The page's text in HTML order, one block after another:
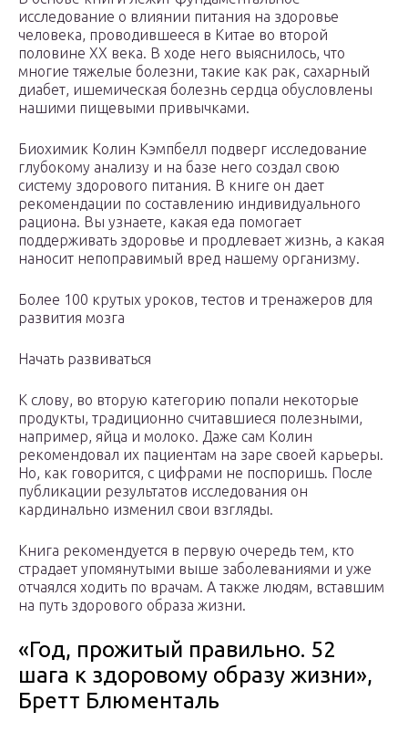
исследование о влиянии питания на здоровье
человека, проводившееся в Китае во второй
половине XX века. В ходе него выяснилось, что
многие тяжелые болезни, такие как рак, сахарный
диабет, ишемическая болезнь сердца обусловлены
нашими пищевыми привычками.
Биохимик Колин Кэмпбелл подверг исследование
глубокому анализу и на базе него создал свою
систему здорового питания. В книге он дает
рекомендации по составлению индивидуального
рациона. Вы узнаете, какая еда помогает
поддерживать здоровье и продлевает жизнь, а какая
наносит непоправимый вред нашему организму.
Более 100 крутых уроков, тестов и тренажеров для
развития мозга
Начать развиваться
К слову, во вторую категорию попали некоторые
продукты, традиционно считавшиеся полезными,
например, яйца и молоко. Даже сам Колин
рекомендовал их пациентам на заре своей карьеры.
Но, как говорится, с цифрами не поспоришь. После
публикации результатов исследования он
кардинально изменил свои взгляды.
Книга рекомендуется в первую очередь тем, кто
страдает упомянутыми выше заболеваниями и уже
отчаялся ходить по врачам. А также людям, вставшим
на путь здорового образа жизни.
«Год, прожитый правильно. 52
шага к здоровому образу жизни»,
Бретт Блюменталь